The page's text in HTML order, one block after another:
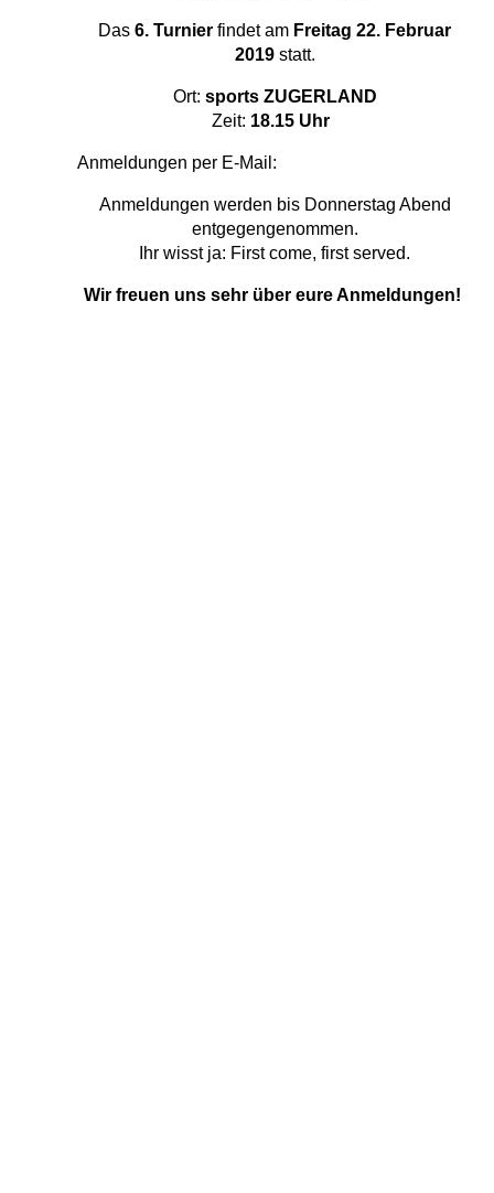
Das 6. Turnier findet am Freitag 22. Februar
2019 statt.
Ort: sports ZUGERLAND
Zeit: 18.15 Uhr
Anmeldungen per E-Mail:
Anmeldungen werden bis Donnerstag Abend
entgegengenommen.
Ihr wisst ja: First come, first served.
Wir freuen uns sehr über eure Anmeldungen!